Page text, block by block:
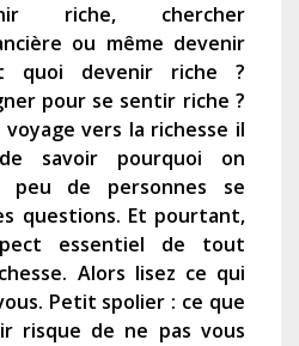
riche, chercher
ou même devenir
quoi devenir riche ?
pour se sentir riche ?
vers la richesse il
savoir pourquoi on
peu de personnes se
questions. Et pourtant,
essentiel de tout
Alors lisez ce qui
Petit spolier : ce que
risque de ne pas vous